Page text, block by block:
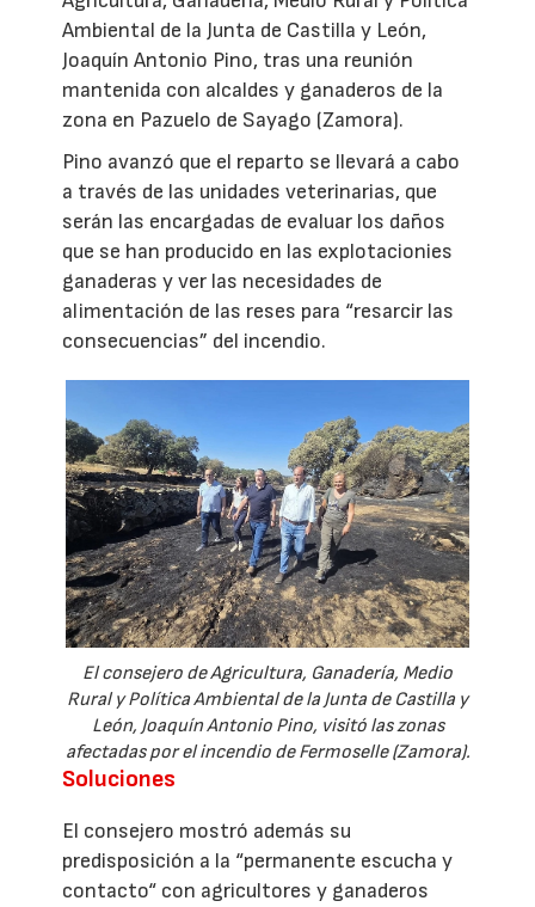
Ambiental de la Junta de Castilla y León,
Joaquín Antonio Pino, tras una reunión
mantenida con alcaldes y ganaderos de la
zona en Pazuelo de Sayago (Zamora).
Pino avanzó que el reparto se llevará a cabo
a través de las unidades veterinarias, que
serán las encargadas de evaluar los daños
que se han producido en las explotacionies
ganaderas y ver las necesidades de
alimentación de las reses para “resarcir las
consecuencias” del incendio.
El consejero de Agricultura, Ganadería, Medio
Rural y Política Ambiental de la Junta de Castilla y
León, Joaquín Antonio Pino, visitó las zonas
afectadas por el incendio de Fermoselle (Zamora).
Soluciones
El consejero mostró además su
predisposición a la “permanente escucha y
contacto“ con agricultores y ganaderos